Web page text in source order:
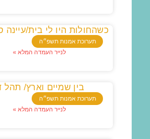
תערוכת אמנות תשפ״ה
כשהחולות היו לי בית/עיינה
לנייר העמדה המלא »
תערוכת אמנות תשפ״ה
בין שמיים וארץ/ תהל
לנייר העמדה המלא »